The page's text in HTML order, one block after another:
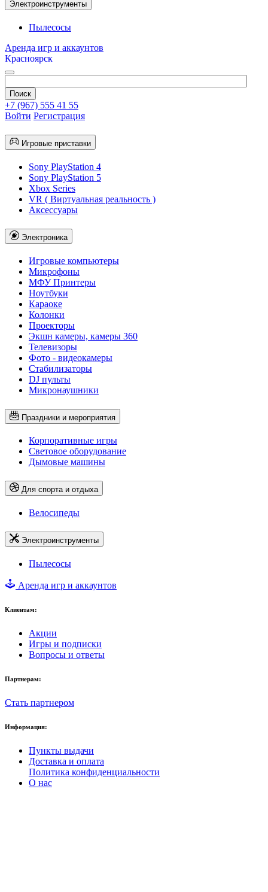
Электроинструменты
Пылесосы
Аренда игр и аккаунтов
Красноярск
+7 (967) 555 41 55
Войти Регистрация
Игровые приставки
Sony PlayStation 4
Sony PlayStation 5
Xbox Series
VR ( Виртуальная реальность )
Аксессуары
Электроника
Игровые компьютеры
Микрофоны
МФУ Принтеры
Ноутбуки
Караоке
Колонки
Проекторы
Экшн камеры, камеры 360
Телевизоры
Фото - видеокамеры
Стабилизаторы
DJ пульты
Микронаушники
Праздники и мероприятия
Корпоративные игры
Световое оборудование
Дымовые машины
Для спорта и отдыха
Велосипеды
Электроинструменты
Пылесосы
Аренда игр и аккаунтов
Клиентам:
Акции
Игры и подписки
Вопросы и ответы
Партнерам:
Стать партнером
Информация:
Пункты выдачи
Доставка и оплата
Политика конфиденциальности
О нас